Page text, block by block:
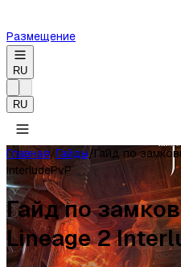
Размещение
RU
RU
Главная/Гайды/Гайд по
InterludePvP
Гайд по
Lineage 2